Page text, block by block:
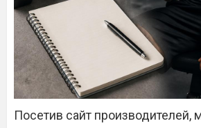
Посетив сайт производителей,